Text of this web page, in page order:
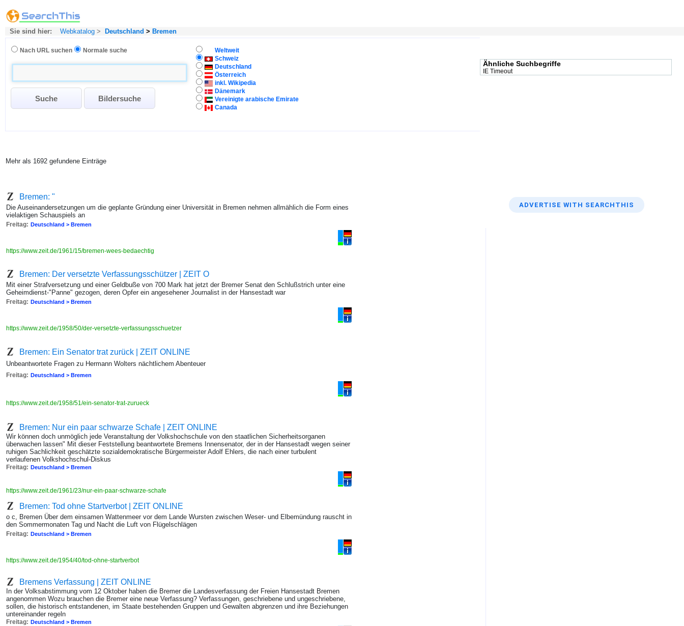
Sie sind hier: Webkatalog > Deutschland > Bremen
Nach URL suchen Normale suche
Weltweit
Schweiz
Deutschland
Österreich
inkl. Wikipedia
Dänemark
Vereinigte arabische Emirate
Canada
Mehr als 1692 gefundene Einträge
Bremen: "
Die Auseinandersetzungen um die geplante Gründung einer Universität in Bremen nehmen allmählich die Form eines
vielaktigen Schauspiels an
Freitag: Deutschland > Bremen
https://www.zeit.de/1961/15/bremen-wees-bedaechtig
Bremen: Der versetzte Verfassungsschützer | ZEIT O
Mit einer Strafversetzung und einer Geldbuße von 700 Mark hat jetzt der Bremer Senat den Schlußstrich unter eine
Geheimdienst-"Panne" gezogen, deren Opfer ein angesehener Journalist in der Hansestadt war
Freitag: Deutschland > Bremen
https://www.zeit.de/1958/50/der-versetzte-verfassungsschuetzer
Bremen: Ein Senator trat zurück | ZEIT ONLINE
Unbeantwortete Fragen zu Hermann Wolters nächtlichem Abenteuer
Freitag: Deutschland > Bremen
https://www.zeit.de/1958/51/ein-senator-trat-zurueck
Bremen: Nur ein paar schwarze Schafe | ZEIT ONLINE
Wir können doch unmöglich jede Veranstaltung der Volkshochschule von den staatlichen Sicherheitsorganen
überwachen lassen" Mit dieser Feststellung beantwortete Bremens Innensenator, der in der Hansestadt wegen seiner
ruhigen Sachlichkeit geschätzte sozialdemokratische Bürgermeister Adolf Ehlers, die nach einer turbulent
verlaufenen Volkshochschul-Diskus
Freitag: Deutschland > Bremen
https://www.zeit.de/1961/23/nur-ein-paar-schwarze-schafe
Bremen: Tod ohne Startverbot | ZEIT ONLINE
o c, Bremen Über dem einsamen Wattenmeer vor dem Lande Wursten zwischen Weser- und Elbemündung rauscht in
den Sommermonaten Tag und Nacht die Luft von Flügelschlägen
Freitag: Deutschland > Bremen
https://www.zeit.de/1954/40/tod-ohne-startverbot
Bremens Verfassung | ZEIT ONLINE
In der Volksabstimmung vom 12 Oktober haben die Bremer die Landesverfassung der Freien Hansestadt Bremen
angenommen Wozu brauchen die Bremer eine neue Verfassung? Verfassungen, geschriebene und ungeschriebene,
sollen, die historisch entstandenen, im Staate bestehenden Gruppen und Gewalten abgrenzen und ihre Beziehungen
untereinander regeln
Freitag: Deutschland > Bremen